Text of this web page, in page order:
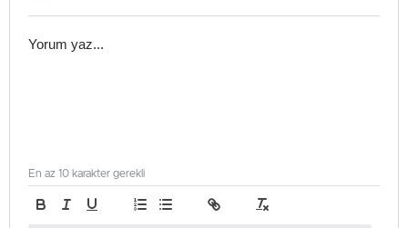
En az 10 karakter gerekli